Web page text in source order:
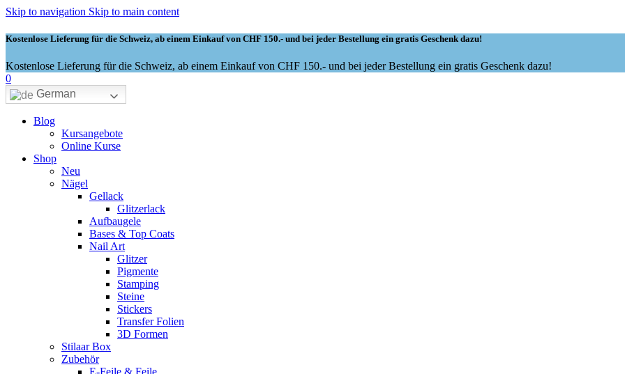
Skip to navigation Skip to main content
Kostenlose Lieferung für die Schweiz, ab einem Einkauf von CHF 150.- und bei jeder Bestellung ein gratis Geschenk dazu!
Kostenlose Lieferung für die Schweiz, ab einem Einkauf von CHF 150.- und bei jeder Bestellung ein gratis Geschenk dazu!
0
German
Blog
Kursangebote
Online Kurse
Shop
Neu
Nägel
Gellack
Glitzerlack
Aufbaugele
Bases & Top Coats
Nail Art
Glitzer
Pigmente
Stamping
Steine
Stickers
Transfer Folien
3D Formen
Stilaar Box
Zubehör
E-Feile & Feile